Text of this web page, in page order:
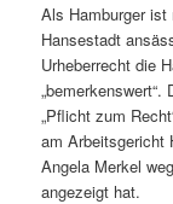
Als Hamburger
Hansestadt
Urheberrecht die
„Pflicht zum
am Arbeitsgericht
Angela Merkel
angezeigt hat.